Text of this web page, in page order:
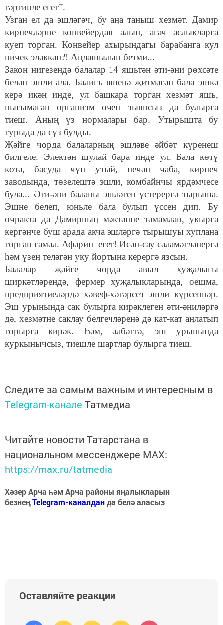
тәртипле егет”.
Узган ел да эшләгәч, бу аңа таныш хезмәт. Дамир
кирпечләрне конвейердан алып, агач аслыкларга
куеп торган. Конвейер ахырындагы барабанга кул
ничек эләккән?! Аңлашылып бетми...
Закон нигезендә балалар 14 яшьтән әти-әни рөхсәте
белән эшли ала. Балигъ яшенә җитмәгән бала эшкә
керә икән инде, ул башкара торган хезмәт яшь,
ныгымаган организм өчен зыянсыз да булырга
тиеш. Аның үз нормалары бар. Утырышта бу
турыда да сүз булды.
Җәйге чорда балаларның эшләве әйбәт күренеш
билгеле. Электән шулай бара инде ул. Бала көтү
көтә, басуда чүп утый, печән чаба, кирпеч
заводында, төзелештә эшли, комбайнчы ярдәмчесе
була... Әти-әни баланы эшләтеп үстерергә тырыша.
Эшне белеп, юньле бала булып үссен дип. Бу
очракта да Дамирның мәктәпне тәмамлап, укырга
кергәнче буш арада акча эшләргә тырышуы хуплана
торган гамәл. Афәрин егет! Исән-сау сәламәтләнергә
һәм үзең теләгән уку йортына керергә язсын.
Балалар җәйге чорда авыл хуҗалыгы
ширкәтләрендә, фермер хуҗалыкларында, оешма,
предприятиеләрдә хәвеф-хәтәрсез эшли күрсеннәр.
Эш урынында сак булырга кирәклеген әти-әниләргә
дә, хезмәтне саклау белгечләренә дә кат-кат аңлатып
торырга кирәк. Һәм, әлбәттә, эш урынында
куркынычсыз, тиешле шартлар булырга тиеш.
Следите за самым важным и интересным в
Telegram-канале Татмедиа
Читайте новости Татарстана в
национальном мессенджере MАХ:
https://max.ru/tatmedia
Хәзер Арча һәм Арча районы яңалыкларын
безнеңTelegram-каналданда белә аласыз
Оставляйте реакции